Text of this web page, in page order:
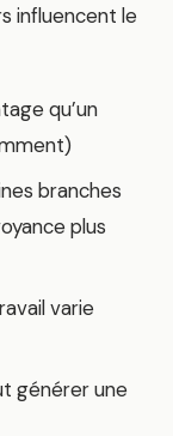
influencent le
qu’un
branches
plus
varie
générer une